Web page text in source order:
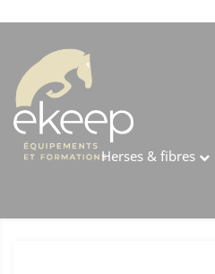
Herses & fibres